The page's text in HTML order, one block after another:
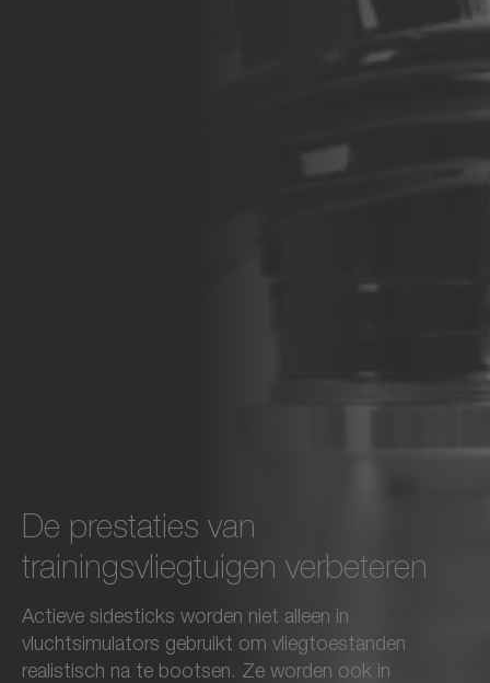
De prestaties van
trainingsvliegtuigen verbeteren
Actieve sidesticks worden niet alleen in
vluchtsimulators gebruikt om vliegtoestanden
realistisch na te bootsen. Ze worden ook in